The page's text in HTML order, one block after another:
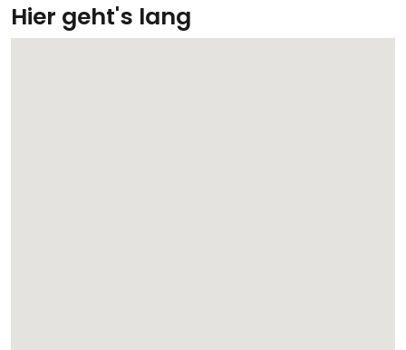
Hier geht's lang